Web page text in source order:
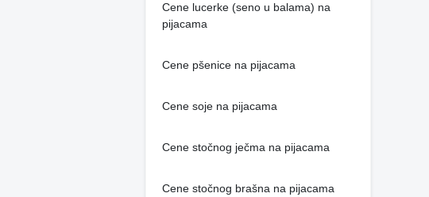
Cene lucerke (seno u balama) na
pijacama
Cene pšenice na pijacama
Cene soje na pijacama
Cene stočnog ječma na pijacama
Cene stočnog brašna na pijacama